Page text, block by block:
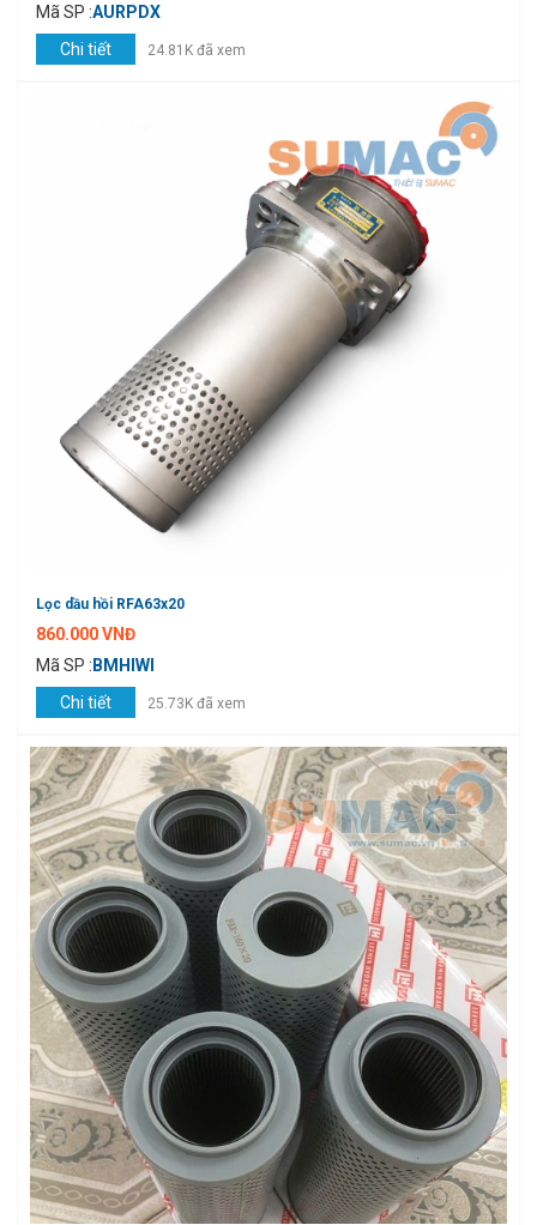
Mã SP :AURPDX
Chi tiết
24.81K đã xem
Lọc dầu hồi RFA63x20
860.000 VNĐ
Mã SP : BMHIWI
Chi tiết
25.73K đã xem